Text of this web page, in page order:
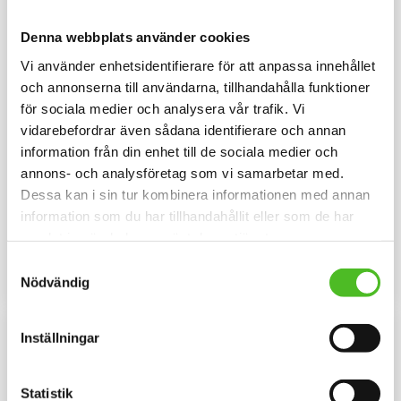
Denna webbplats använder cookies
Vi använder enhetsidentifierare för att anpassa innehållet
och annonserna till användarna, tillhandahålla funktioner
för sociala medier och analysera vår trafik. Vi
vidarebefordrar även sådana identifierare och annan
information från din enhet till de sociala medier och
annons- och analysföretag som vi samarbetar med.
Dessa kan i sin tur kombinera informationen med annan
information som du har tillhandahållit eller som de har
Nödvändig
Inställningar
Statistik
Hoodie med Schäfer
Luvtröja med ett motiv av en
Schäfer tryckt på bröstet.
Motivstorlek ca 28x7 cm.
429
INFO
Gråmelerad Keps med
Keps i i 100% polyester med
snygg passform och baksida av
159
Lägg